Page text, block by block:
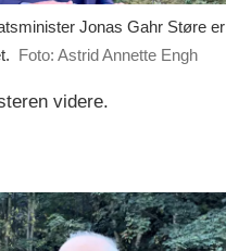
Jonas Gahr Støre er
Foto: Astrid Annette Engh
videre.